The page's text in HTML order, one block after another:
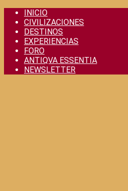
Skip
content
INICIO
CIVILIZACIONES
DESTINOS
EXPERIENCIAS
FORO
ANTIQVA ESSENTIA
NEWSLETTER